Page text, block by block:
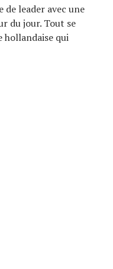
leader avec une
du jour. Tout se
hollandaise qui